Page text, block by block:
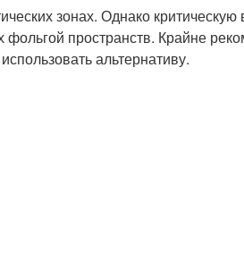
зонах. Однако
пространств. Крайне
альтернативу.